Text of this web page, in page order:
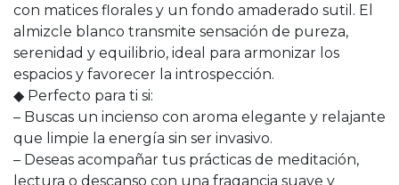
con matices florales y un fondo amaderado sutil. El
almizcle blanco transmite sensación de pureza,
serenidad y equilibrio, ideal para armonizar los
espacios y favorecer la introspección.
◆ Perfecto para ti si:
– Buscas un incienso con aroma elegante y relajante
que limpie la energía sin ser invasivo.
– Deseas acompañar tus prácticas de meditación,
lectura o descanso con una fragancia suave y